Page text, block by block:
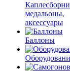
медальоны,
аксессуары
Баллоны